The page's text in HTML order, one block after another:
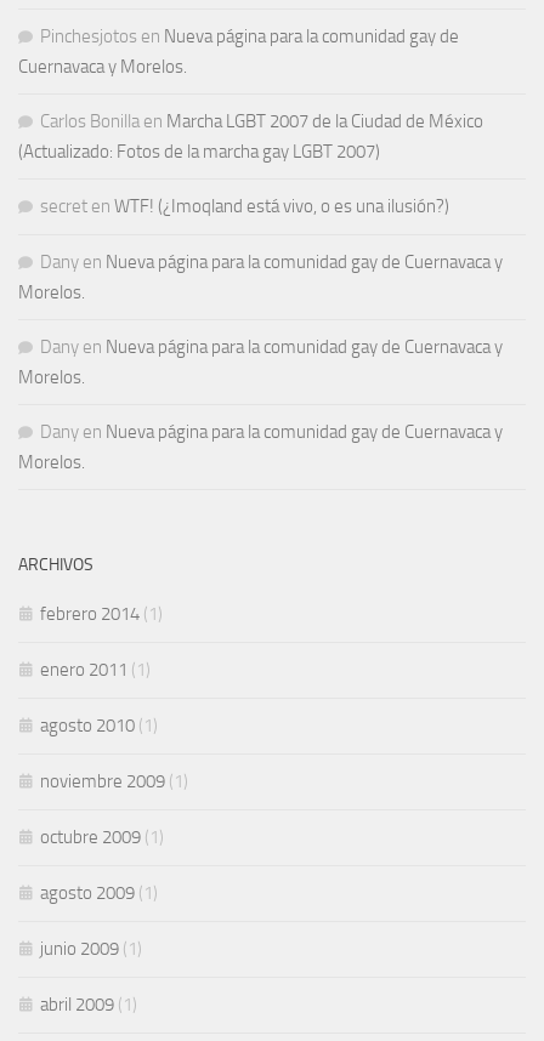
Pinchesjotos en Nueva página para la comunidad gay de
Cuernavaca y Morelos.
Carlos Bonilla en Marcha LGBT 2007 de la Ciudad de México
(Actualizado: Fotos de la marcha gay LGBT 2007)
secret en WTF! (¿Imoqland está vivo, o es una ilusión?)
Dany en Nueva página para la comunidad gay de Cuernavaca y
Morelos.
Dany en Nueva página para la comunidad gay de Cuernavaca y
Morelos.
Dany en Nueva página para la comunidad gay de Cuernavaca y
Morelos.
ARCHIVOS
febrero 2014 (1)
enero 2011 (1)
agosto 2010 (1)
noviembre 2009 (1)
octubre 2009 (1)
agosto 2009 (1)
junio 2009 (1)
abril 2009 (1)